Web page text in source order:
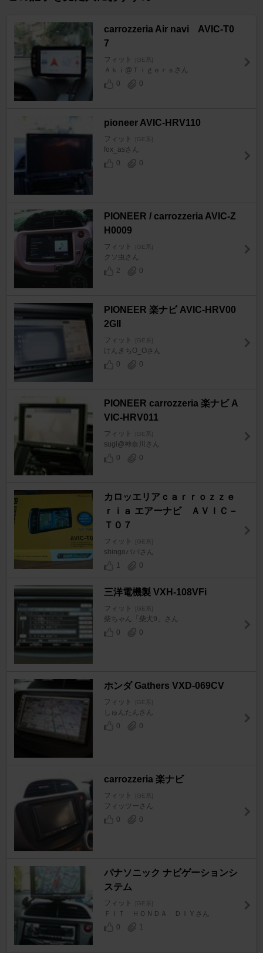
carrozzeria Air navi AVIC-T0
7
フィット [GE系]
Ａｋｉ@Ｔｉｇｅｒｓさん
0
0
pioneer AVIC-HRV110
フィット [GE系]
fox_asさん
0
0
PIONEER / carrozzeria AVIC-Z
H0009
フィット [GE系]
クソ虫さん
2
0
PIONEER 楽ナビ AVIC-HRV00
2GII
フィット [GE系]
けんきちO_Oさん
0
0
PIONEER carrozzeria 楽ナビ A
VIC-HRV011
フィット [GE系]
sugi@神奈川さん
0
0
カロッエリアｃａｒｒｏｚｚｅ
ｒｉａ エアーナビ ＡＶＩＣ－
Ｔ０７
フィット [GE系]
shingoパパさん
1
0
三洋電機製 VXH-108VFi
フィット [GE系]
柴ちゃん「柴犬9」さん
0
0
ホンダ Gathers VXD-069CV
フィット [GE系]
しゅんたんさん
0
0
carrozzeria 楽ナビ
フィット [GE系]
フィッツーさん
0
0
パナソニック ナビゲーションシ
ステム
フィット [GE系]
ＦＩＴ ＨＯＮＤＡ ＤＩＹさん
0
1